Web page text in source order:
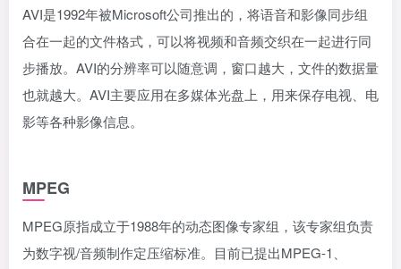
AVI是1992年被Microsoft公司推出的，将语音和影像同步组
合在一起的文件格式，可以将视频和音频交织在一起进行同
步播放。AVI的分辨率可以随意调，窗口越大，文件的数据量
也就越大。AVI主要应用在多媒体光盘上，用来保存电视、电
影等各种影像信息。
MPEG
MPEG原指成立于1988年的动态图像专家组，该专家组负责
为数字视/音频制作定压缩标准。目前已提出MPEG-1、